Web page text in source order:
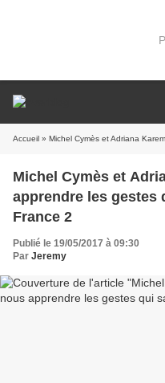
Accueil » Michel Cymès et Adriana Karembeu
Michel Cymès et
apprendre les gestes
France 2
Publié le 19/05/2017 à 09:30
Par Jeremy